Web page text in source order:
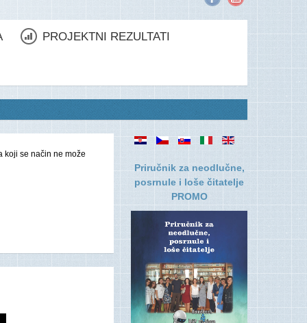
PROJEKTNI REZULTATI
koji se način ne može
Priručnik za neodlučne,
posrnule i loše čitatelje
PROMO